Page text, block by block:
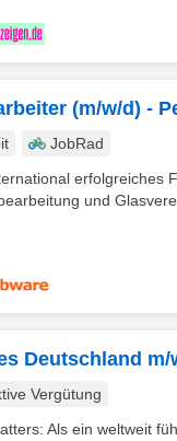
(m/w/d) -
JobRad
erfolgreiches
und
Deutschland
Vergütung
Als ein weltweit